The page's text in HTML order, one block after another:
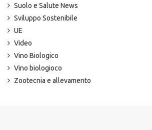
Suolo e Salute News
Sviluppo Sostenibile
UE
Video
Vino Biologico
Vino biologioco
Zootecnia e allevamento